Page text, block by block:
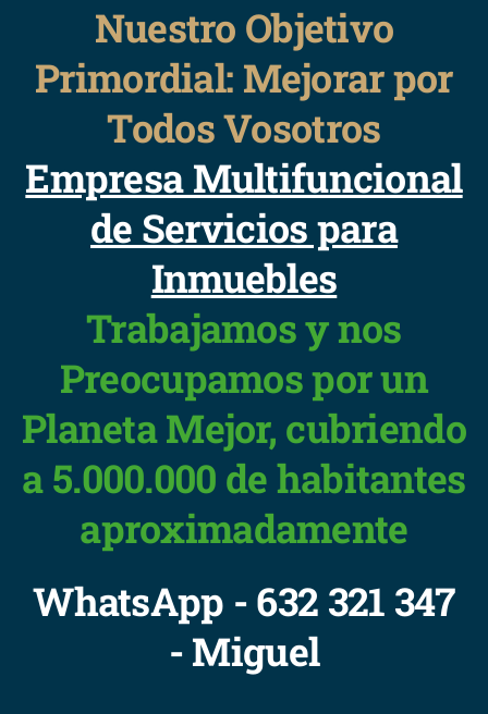
Nuestro Objetivo
Primordial: Mejorar por
Todos Vosotros
Empresa Multifuncional
de Servicios para
Inmuebles
Trabajamos y nos
Preocupamos por un
Planeta Mejor, cubriendo
a 5.000.000 de habitantes
aproximadamente
WhatsApp - 632 321 347
- Miguel